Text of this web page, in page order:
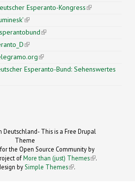
external)
Esperanto-Kongress(link is
(link is external)
(link is external)
(link is external)
(link is external)
Esperanto-Bund: Sehenswertes
Deutschland- This is a Free Drupal
Theme
the Open Source Community by
external)
ofMore than (just) Themes (link is
.
bySimple Themes
(link is
.